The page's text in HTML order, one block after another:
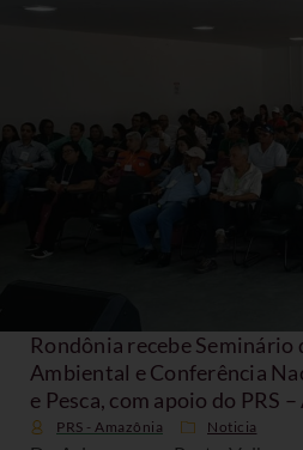
Rondônia recebe Seminário
Ambiental e Conferência
e Pesca, com apoio do PRS
PRS - Amazônia Noticia